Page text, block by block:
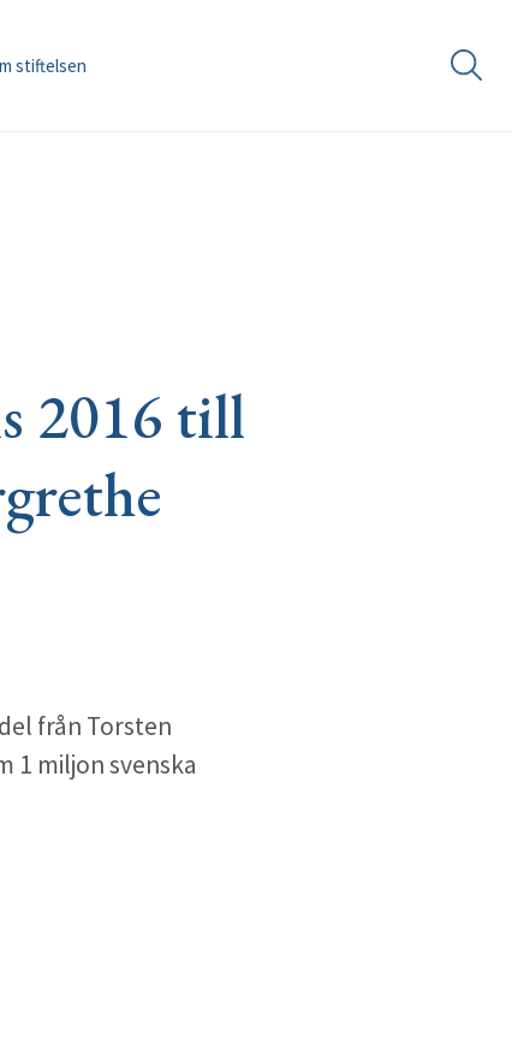
stiftelsen
2016 till
från Torsten
1 miljon svenska